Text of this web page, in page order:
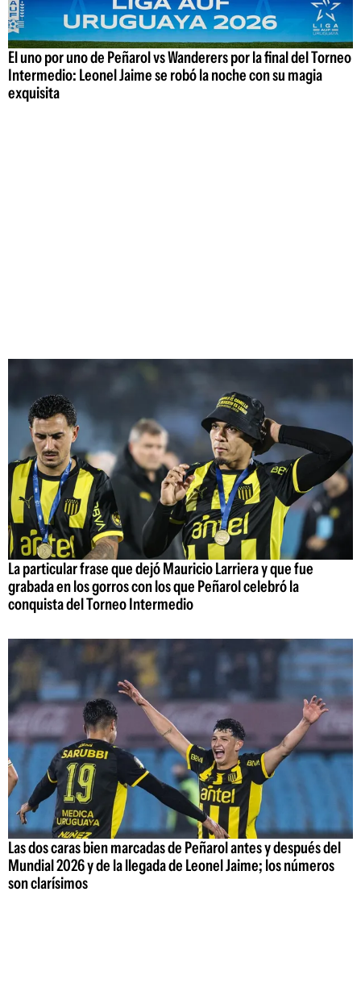
El uno por uno de Peñarol vs Wanderers por la final del Torneo
Intermedio: Leonel Jaime se robó la noche con su magia
exquisita
La particular frase que dejó Mauricio Larriera y que fue
grabada en los gorros con los que Peñarol celebró la
conquista del Torneo Intermedio
Las dos caras bien marcadas de Peñarol antes y después del
Mundial 2026 y de la llegada de Leonel Jaime; los números
son clarísimos